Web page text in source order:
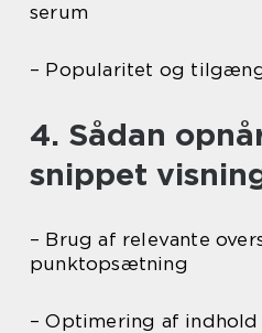
serum
– Popularitet og
4. Sådan
snippet
– Brug af relevante
punktopsætning
– Optimering af